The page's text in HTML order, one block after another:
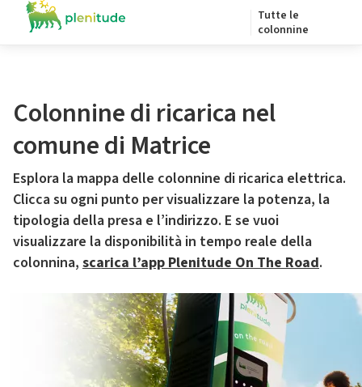
Tutte le
colonnine
Colonnine di ricarica nel
comune di Matrice
Esplora la mappa delle colonnine di ricarica elettrica.
Clicca su ogni punto per visualizzare la potenza, la
tipologia della presa e l’indirizzo. E se vuoi
visualizzare la disponibilità in tempo reale della
colonnina, scarica l’app Plenitude On The Road.